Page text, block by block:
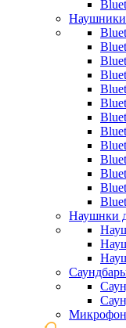
Наушники
Наушнки